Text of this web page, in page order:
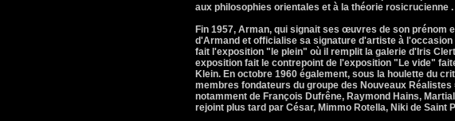
aux philosophies orientales et à la théorie rosicrucienne .
Fin 1957, Arman, qui signait ses œuvres de son prénom
d'Armand et officialise sa signature d'artiste à l'occasion
fait l'exposition "le plein" où il remplit la galerie d'Iris
exposition fait le contrepoint de l'exposition "Le vide"
Klein. En octobre 1960 également, sous la houlette du
membres fondateurs du groupe des Nouveaux
notamment de François Dufrêne, Raymond Hains,
rejoint plus tard par César, Mimmo Rotella, Niki de Saint